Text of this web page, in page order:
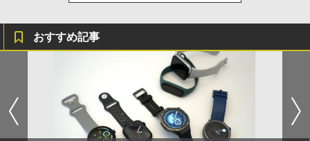
おすすめ記事